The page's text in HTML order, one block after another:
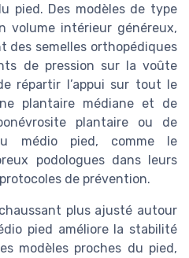
pied. Des modèles de type
volume intérieur généreux,
des semelles orthopédiques
de pression sur la voûte
répartir l’appui sur tout le
plantaire médiane et de
plantaire ou de
médio pied, comme le
podologues dans leurs
de prévention.
plus ajusté autour
pied améliore la stabilité
modèles proches du pied,